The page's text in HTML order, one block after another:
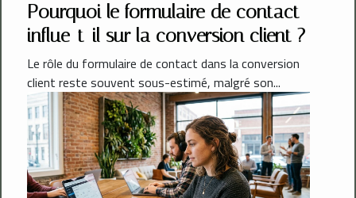
Pourquoi le formulaire de contact
influe-t-il sur la conversion client ?
Le rôle du formulaire de contact dans la conversion
client reste souvent sous-estimé, malgré son...